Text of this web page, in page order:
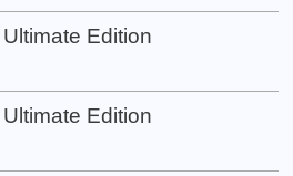
Edition
Edition